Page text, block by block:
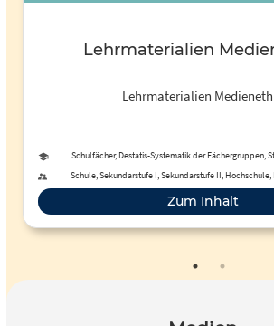
Lehrmaterialien
Lehrmaterialien
Schulfächer, Destatis-Systematik der Fächergruppen,
Schule, Sekundarstufe I, Sekundarstufe II, Hochschule,
Fortbildung
Zum Inhalt